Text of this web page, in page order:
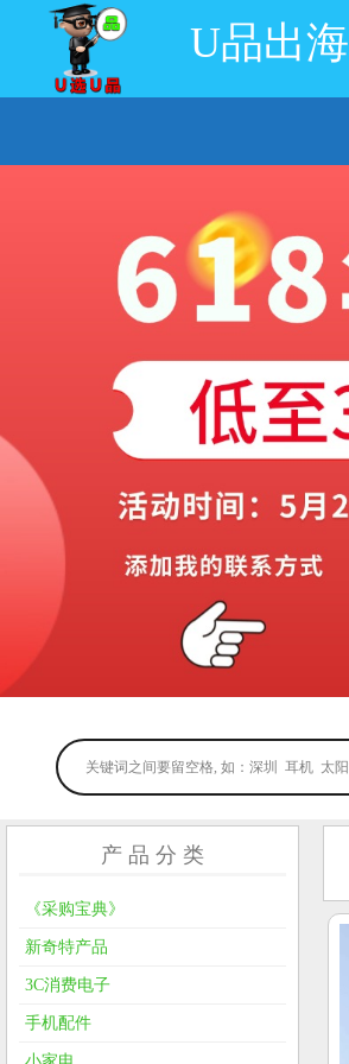
U品出海
产 品 分 类
《采购宝典》
新奇特产品
3C消费电子
手机配件